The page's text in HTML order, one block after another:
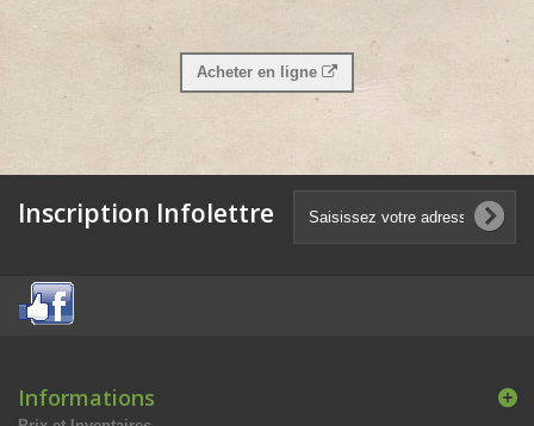
Acheter en ligne
Inscription Infolettre
Informations